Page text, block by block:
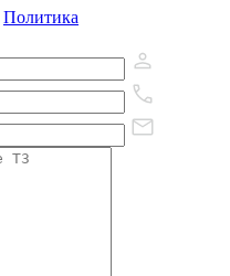
Политика